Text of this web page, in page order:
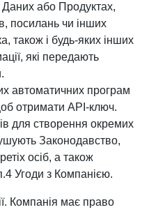
Даних або Продуктах,
посилань чи інших
також і будь-яких інших
які передають
автоматичних програм
отримати API-ключ.
для створення окремих
Законодавство,
осіб, а також
Угоди з Компанією.
Компанія має право